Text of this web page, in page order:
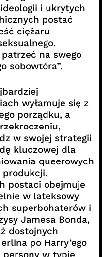
i ukrytych
postać
ciężaru
na swego
sobowtóra”.
wyłamuje się z
porządku, a
w swojej strategii
kluczowej dla
queerowych
postaci obejmuje
w lateksowy
superbohaterów i
Jamesa Bonda,
dostojnych
po Harry’ego
w typie